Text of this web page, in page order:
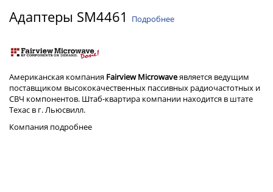
Адаптеры SM4461 Подробнее
Американская компания Fairview Microwaveявляется ведущим
поставщиком высококачественных пассивных радиочастотных и
СВЧ компонентов. Штаб-квартира компании находится в штате
Техас в г. Льюсвилл.
Компания подробнее